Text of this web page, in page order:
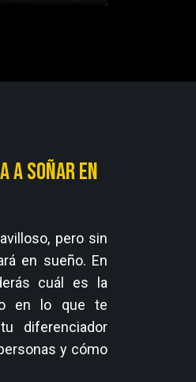
a soñar en
pero sin
en sueño. En
cuál es la
en lo que te
diferenciador
y cómo